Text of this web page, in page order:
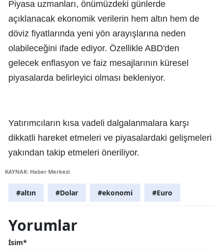
Piyasa uzmanları, önümüzdeki günlerde
açıklanacak ekonomik verilerin hem altın hem de
döviz fiyatlarında yeni yön arayışlarına neden
olabileceğini ifade ediyor. Özellikle ABD'den
gelecek enflasyon ve faiz mesajlarının küresel
piyasalarda belirleyici olması bekleniyor.
Yatırımcıların kısa vadeli dalgalanmalara karşı
dikkatli hareket etmeleri ve piyasalardaki gelişmeleri
yakından takip etmeleri öneriliyor.
KAYNAK: Haber Merkezi
#altın #Dolar #ekonomi #Euro
Yorumlar
İsim*